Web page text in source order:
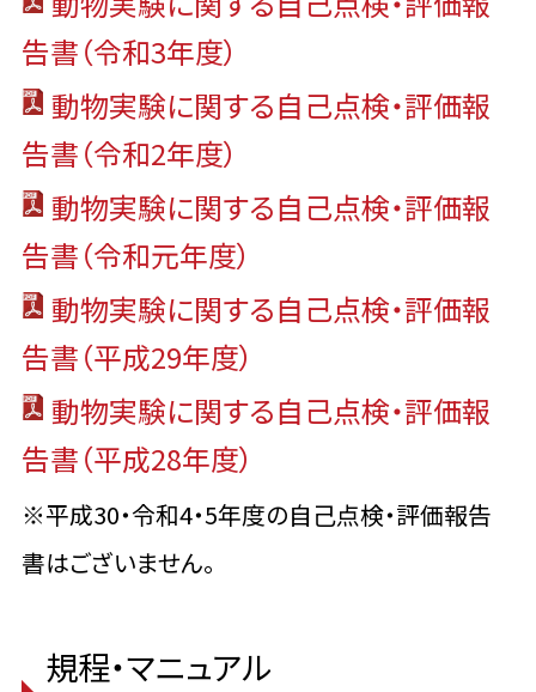
告書（令和3年度）
動物実験に関する⾃⼰点検・評価報
告書（令和2年度）
動物実験に関する自己点検・評価報
告書（令和元年度）
動物実験に関する自己点検・評価報
告書（平成29年度）
動物実験に関する自己点検・評価報
告書（平成28年度）
※平成30・令和4・5年度の自己点検・評価報告
書はございません。
規程・マニュアル